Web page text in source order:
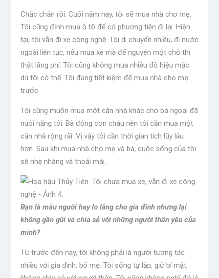
Chắc chắn rồi. Cuối năm nay, tôi sẽ mua nhà cho mẹ.
Tôi cũng định mua ô tô để có phương tiện đi lại. Hiện
tại, tôi vẫn đi xe công nghệ. Tôi di chuyển nhiều, đi nước
ngoài liên tục, nếu mua xe mà để nguyên một chỗ thì
thật lãng phí. Tôi cũng không mua nhiều đồ hiệu mặc
dù tôi có thể. Tôi đang tiết kiệm để mua nhà cho mẹ
trước.
Tôi cũng muốn mua một căn nhà khác cho bà ngoại đã
nuôi nấng tôi. Bà đông con cháu nên tôi cần mua một
căn nhà rộng rãi. Vì vậy tôi cần thời gian tích lũy lâu
hơn. Sau khi mua nhà cho mẹ và bà, cuộc sống của tôi
sẽ nhẹ nhàng và thoải mái.
Bạn là mẫu người hay lo lắng cho gia đình nhưng lại
không gần gũi và chia sẻ với những người thân yêu của
mình?
Từ trước đến nay, tôi không phải là người tương tác
nhiều với gia đình, bố mẹ. Tôi sống tự lập, giữ bí mật,